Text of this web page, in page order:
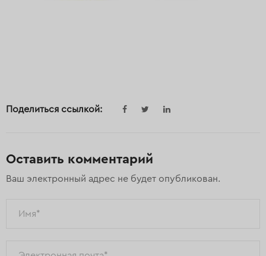
Поделиться ссылкой:
Оставить комментарий
Ваш электронный адрес не будет опубликован.